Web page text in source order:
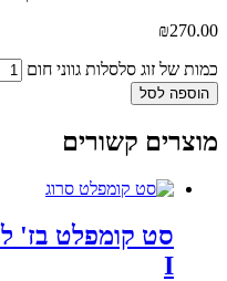
₪270.00
כמות של זוג סלסלות גווני חום
הוספה לסל
מוצרים קשורים
סט קומפלט בז'
I